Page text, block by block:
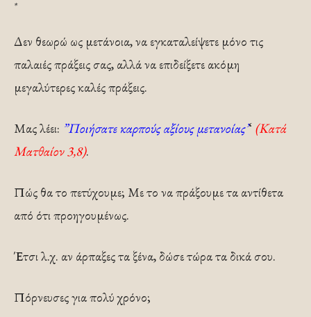
*
Δεν θεωρώ ως μετάνοια, να εγκαταλείψετε μόνο τις
παλαιές πράξεις σας, αλλά να επιδείξετε ακόμη
μεγαλύτερες καλές πράξεις.
Μας λέει: ”Ποιήσατε καρπούς αξίους μετανοίας’‘ (Κατά
Ματθαίον 3,8).
Πώς θα το πετύχουμε; Με το να πράξουμε τα αντίθετα
από ότι προηγουμένως.
Έτσι λ.χ. αν άρπαξες τα ξένα, δώσε τώρα τα δικά σου.
Πόρνευσες για πολύ χρόνο;